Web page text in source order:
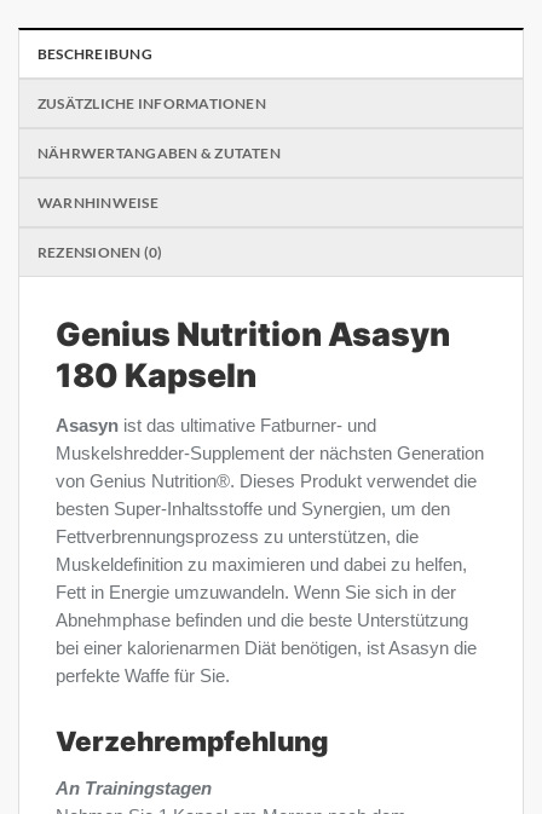
BESCHREIBUNG
ZUSÄTZLICHE INFORMATIONEN
NÄHRWERTANGABEN & ZUTATEN
WARNHINWEISE
REZENSIONEN (0)
Genius Nutrition Asasyn
180 Kapseln
Asasyn ist das ultimative Fatburner- und
Muskelshredder-Supplement der nächsten Generation
von Genius Nutrition®. Dieses Produkt verwendet die
besten Super-Inhaltsstoffe und Synergien, um den
Fettverbrennungsprozess zu unterstützen, die
Muskeldefinition zu maximieren und dabei zu helfen,
Fett in Energie umzuwandeln. Wenn Sie sich in der
Abnehmphase befinden und die beste Unterstützung
bei einer kalorienarmen Diät benötigen, ist Asasyn die
perfekte Waffe für Sie.
Verzehrempfehlung
An Trainingstagen